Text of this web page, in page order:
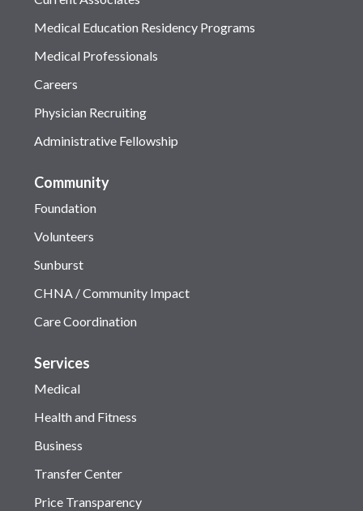
Medical Education Residency Programs
Medical Professionals
Careers
Physician Recruiting
Administrative Fellowship
Community
Foundation
Volunteers
Sunburst
CHNA / Community Impact
Care Coordination
Services
Medical
Health and Fitness
Business
Transfer Center
Price Transparency